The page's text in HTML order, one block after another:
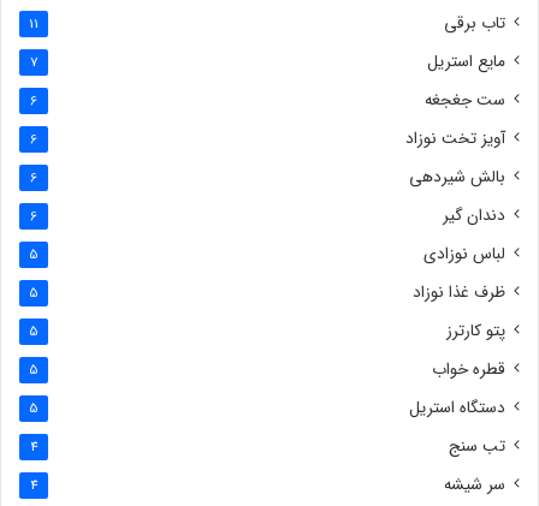
تاب برقی 11
مایع استریل 7
ست جغجغه 6
آویز تخت نوزاد 6
بالش شیردهی 6
دندان گیر 6
لباس نوزادی 5
ظرف غذا نوزاد 5
پتو کارترز 5
قطره خواب 5
دستگاه استریل 5
تب سنج 4
سر شیشه 4